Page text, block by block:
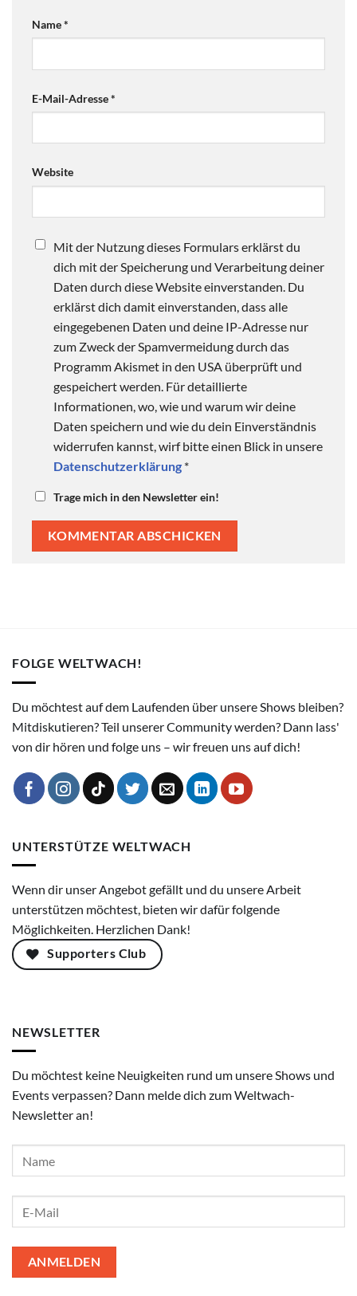
Name*
E-Mail-Adresse*
Website
Mit der Nutzung dieses Formulars erklärst du
dich mit der Speicherung und Verarbeitung deiner
Daten durch diese Website einverstanden. Du
erklärst dich damit einverstanden, dass alle
eingegebenen Daten und deine IP-Adresse nur
zum Zweck der Spamvermeidung durch das
Programm Akismet in den USA überprüft und
gespeichert werden. Für detaillierte
Informationen, wo, wie und warum wir deine
Daten speichern und wie du dein Einverständnis
widerrufen kannst, wirf bitte einen Blick in unsere
Datenschutzerklärung *
Trage mich in den Newsletter ein!
FOLGE WELTWACH!
Du möchtest auf dem Laufenden über unsere Shows bleiben?
Mitdiskutieren? Teil unserer Community werden? Dann lass'
von dir hören und folge uns – wir freuen uns auf dich!
UNTERSTÜTZE WELTWACH
Wenn dir unser Angebot gefällt und du unsere Arbeit
unterstützen möchtest, bieten wir dafür folgende
Möglichkeiten. Herzlichen Dank!
Supporters Club
NEWSLETTER
Du möchtest keine Neuigkeiten rund um unsere Shows und
Events verpassen? Dann melde dich zum Weltwach-
Newsletter an!